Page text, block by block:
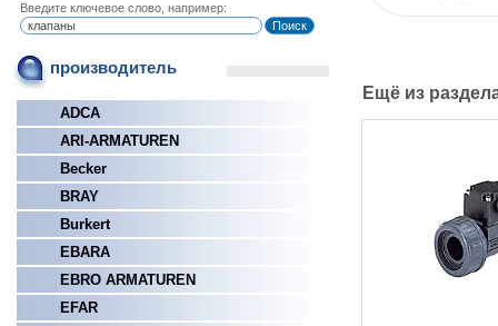
Введите ключевое слово, например:
производитель
ADCA
ARI-ARMATUREN
Becker
BRAY
Burkert
EBARA
EBRO ARMATUREN
EFAR
Ещё из